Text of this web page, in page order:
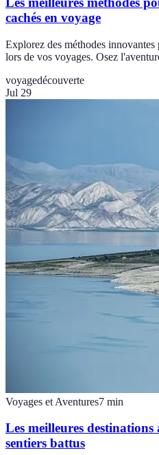
cachés en voyage
Explorez des méthodes
lors de vos voyages. Osez
voyagedécouverte
Jul 29
Voyages et Aventures7 min
Les meilleures
sentiers battus